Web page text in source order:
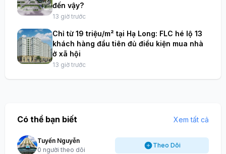
đến vậy?
13 giờ trước
Chỉ từ 19 triệu/m² tại Hạ Long: FLC hé lộ 13
khách hàng đầu tiên đủ điều kiện mua nhà
ở xã hội
13 giờ trước
Có thể bạn biết Xem tất cả
Tuyến Nguyễn
0 người theo dõi
Theo Dõi